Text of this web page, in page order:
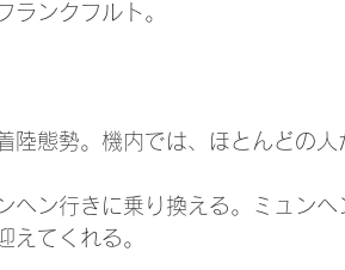
ランクフルト。
陸態勢。機内では、ほとんどの人
ヘン行きに乗り換える。ミュン
えてくれる。